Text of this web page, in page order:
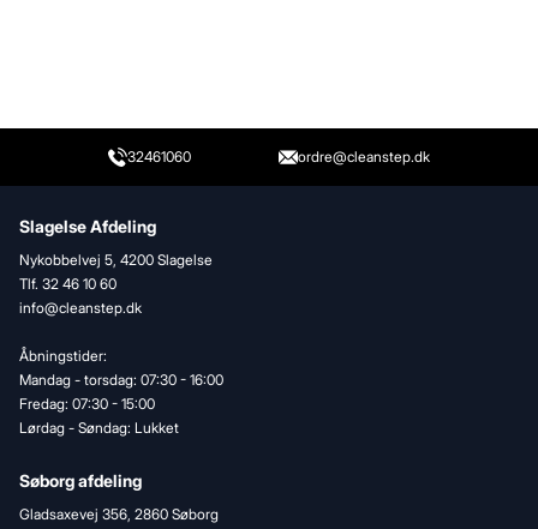
32461060 ordre@cleanstep.dk
Slagelse Afdeling
Nykobbelvej 5, 4200 Slagelse
Tlf. 32 46 10 60
info@cleanstep.dk
Åbningstider:
Mandag - torsdag: 07:30 - 16:00
Fredag: 07:30 - 15:00
Lørdag - Søndag: Lukket
Søborg afdeling
Gladsaxevej 356, 2860 Søborg